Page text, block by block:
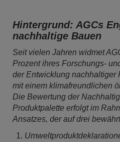
Hintergrund: AGCs
nachhaltige Bauen
Seit vielen Jahren widmet
Prozent ihres Forschungs-
der Entwicklung nachhaltiger
mit einem klimafreundlichen
Die Bewertung der
Produktpalette erfolgt im
Ansatzes, der auf drei